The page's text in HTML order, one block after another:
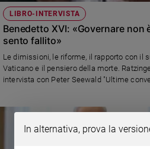
LIBRO-INTERVISTA
Benedetto XVI: «Governare non
sento fallito»
Le dimissioni, le riforme, il rapporto con il
Vaticano e il pensiero della morte.
intervista con Peter Seewald "Ultime
In alternativa, prova la